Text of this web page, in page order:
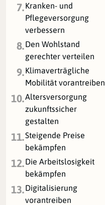
7.Kranken- und
Pflegeversorgung
verbessern
8.Den Wohlstand
gerechter verteilen
9.Klimaverträgliche
Mobilität vorantreiben
10.Altersversorgung
zukunftssicher
gestalten
11.Steigende Preise
bekämpfen
12.Die Arbeitslosigkeit
bekämpfen
13.Digitalisierung
vorantreiben